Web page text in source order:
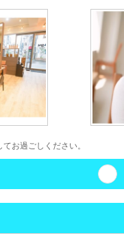
お過ごしください。